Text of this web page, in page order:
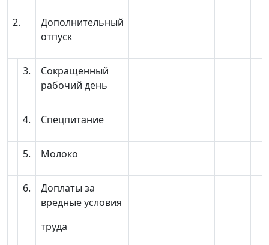
2.
Дополнительный
отпуск
3.
Сокращенный
рабочий день
4. Спецпитание
5. Молоко
6.
Доплаты за
вредные условия
труда